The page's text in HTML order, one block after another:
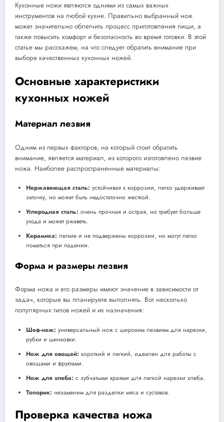
Кухонные ножи являются одними из самых важных
инструментов на любой кухне. Правильно выбранный нож
может значительно облегчить процесс приготовления пищи, а
также повысить комфорт и безопасность во время готовки. В этой
статье мы расскажем, на что следует обратить внимание при
выборе качественных кухонных ножей.
Основные характеристики
кухонных ножей
Материал лезвия
Одним из первых факторов, на который стоит обратить
внимание, является материал, из которого изготовлено лезвие
ножа. Наиболее распространенные материалы:
Нержавеющая сталь: устойчивая к коррозии, легко удерживает
заточку, но может быть недостаточно жесткой.
Углеродная сталь: очень прочная и острая, но требует больше
ухода и может ржаветь.
Керамика: легкие и не подвержены коррозии, но могут легко
ломаться при падении.
Форма и размеры лезвия
Форма ножа и его размеры имеют значение в зависимости от
задач, которые вы планируете выполнять. Вот несколько
популярных типов ножей и их назначения:
Шеф-нож: универсальный нож с широким лезвием для нарезки,
рубки и шинковки.
Нож для овощей: короткий и легкий, идеален для работы с
овощами и фруктами.
Нож для хлеба: с зубчатыми краями для легкой нарезки хлеба.
Топорик: незаменим для разделки мяса и суставов.
Проверка качества ножа